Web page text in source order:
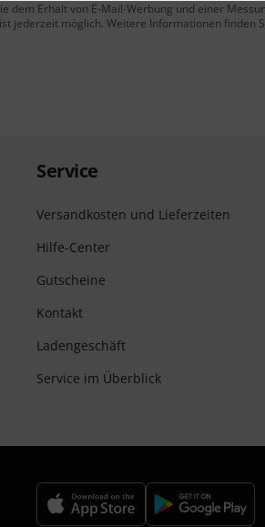
dem Erhalt von E-Mail-Werbung und einer
jederzeit möglich. Weitere Informationen finden
Service
Versandkosten und Lieferzeiten
Hilfe-Center
Gutscheine
Kontakt
Ladengeschäft
Service im Überblick